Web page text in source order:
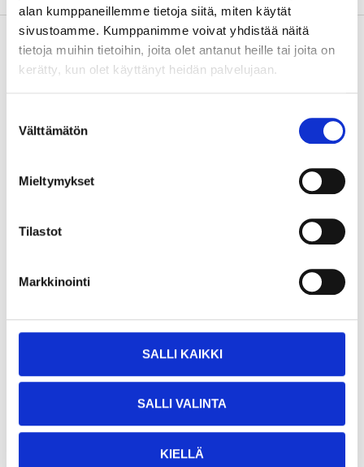
alan kumppaneillemme tietoja siitä, miten käytät
sivustoamme. Kumppanimme voivat yhdistää näitä
tietoja muihin tietoihin, joita olet antanut heille tai joita on
kerätty, kun olet käyttänyt heidän palvelujaan.
valinta
Välttämätön
Mieltymykset
Tilastot
Markkinointi
SALLI KAIKKI
SALLI VALINTA
KIELLÄ
Pay & Collect
Pay & Collect in your local store within 2 hours!
READ MORE